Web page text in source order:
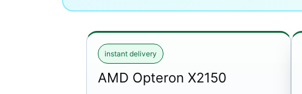
instant delivery
AMD Opteron X2150